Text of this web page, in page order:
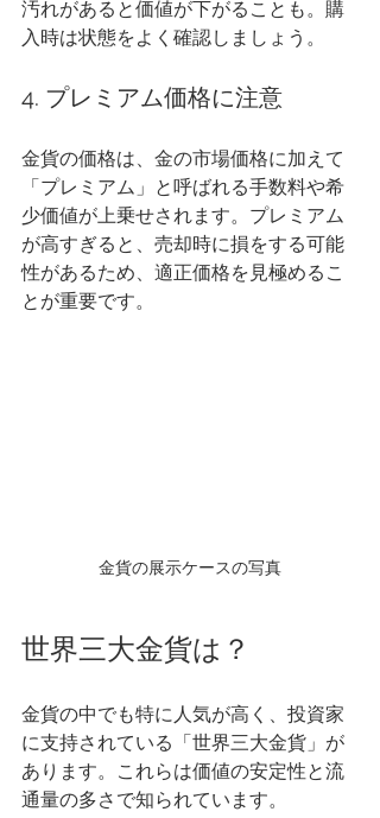
汚れがあると価値が下がることも。購
入時は状態をよく確認しましょう。
4. プレミアム価格に注意
金貨の価格は、金の市場価格に加えて
「プレミアム」と呼ばれる手数料や希
少価値が上乗せされます。プレミアム
が高すぎると、売却時に損をする可能
性があるため、適正価格を見極めるこ
とが重要です。
金貨の展示ケースの写真
世界三大金貨は？
金貨の中でも特に人気が高く、投資家
に支持されている「世界三大金貨」が
あります。これらは価値の安定性と流
通量の多さで知られています。